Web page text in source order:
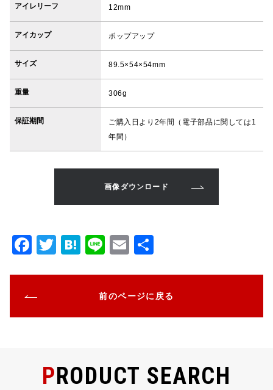
アイレリーフ 12mm
アイカップ ポップアップ
サイズ 89.5×54×54mm
重量 306g
保証期間
ご購入日より2年間（電子部品に関しては1
年間）
画像ダウンロード
F
e
b
o
T
r
H
a
Li
E
l
前のページに戻る
PRODUCT SEARCH